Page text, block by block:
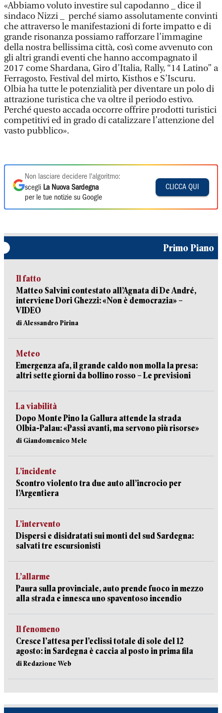
«Abbiamo voluto investire sul capodanno _ dice il
sindaco Nizzi _ perché siamo assolutamente convinti
che attraverso le manifestazioni di forte impatto e di
grande risonanza possiamo rafforzare l’immagine
della nostra bellissima città, così come avvenuto con
gli altri grandi eventi che hanno accompagnato il
2017 come Shardana, Giro d’Italia, Rally, “14 Latino” a
Ferragosto, Festival del mirto, Kisthos e S’Iscuru.
Olbia ha tutte le potenzialità per diventare un polo di
attrazione turistica che va oltre il periodo estivo.
Perché questo accada occorre offrire prodotti turistici
competitivi ed in grado di catalizzare l’attenzione del
vasto pubblico».
Non lasciare decidere l'algoritmo:
scegli La Nuova Sardegna
per le tue notizie su Google
CLICCA QUI
Primo Piano
Il fatto
Matteo Salvini contestato all’Agnata di De André,
interviene Dori Ghezzi: «Non è democrazia» –
VIDEO
di Alessandro Pirina
Meteo
Emergenza afa, il grande caldo non molla la presa:
altri sette giorni da bollino rosso – Le previsioni
La viabilità
Dopo Monte Pino la Gallura attende la strada
Olbia-Palau: «Passi avanti, ma servono più risorse»
di Giandomenico Mele
L’incidente
Scontro violento tra due auto all’incrocio per
l’Argentiera
L’intervento
Dispersi e disidratati sui monti del sud Sardegna:
salvati tre escursionisti
L’allarme
Paura sulla provinciale, auto prende fuoco in mezzo
alla strada e innesca uno spaventoso incendio
Il fenomeno
Cresce l’attesa per l’eclissi totale di sole del 12
agosto: in Sardegna è caccia al posto in prima fila
di Redazione Web